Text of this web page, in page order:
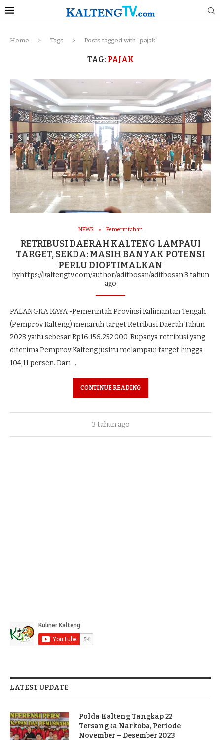
Home Tags Posts tagged with "pajak"
TAG: PAJAK
NEWS Pemerintahan
RETRIBUSI DAERAH KALTENG LAMPAUI
TARGET, SEKDA: MASIH BANYAK POTENSI
PERLU DIOPTIMALKAN
byhttps://kaltengtv.com/author/aditbosan/aditbosan3 tahun
ago
PALANGKA RAYA -Pemerintah Provinsi Kalimantan Tengah
(Pemprov Kalteng) menaruh target Retribusi Daerah Tahun
2023 yaitu sebesar Rp16.156.252.000. Rupanya retribusi yang
diterima Pemprov Kalteng justru melampaui target hingga
104,11 persen. Dari …
CONTINUE READING
3 tahun ago
LATEST UPDATE
Polda Kalteng Tangkap 22
Tersangka Narkoba, Periode
November – Desember 2023